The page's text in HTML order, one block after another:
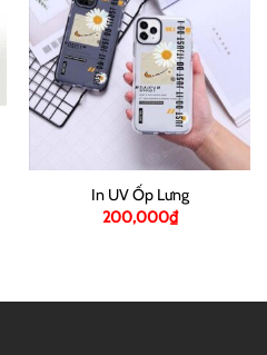
In UV Ốp Lưng
200,000₫